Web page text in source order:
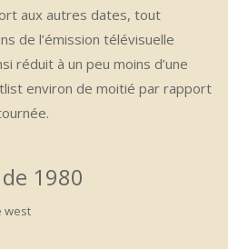
aux autres dates, tout
de l’émission télévisuelle
réduit à un peu moins d’une
environ de moitié par rapport
1980
west